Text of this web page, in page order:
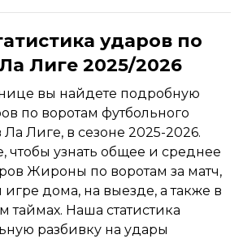
ударов по
Лиге 2025/2026
вы найдете подробную
по воротам футбольного
Лиге, в сезоне 2025-2026.
чтобы узнать общее и среднее
Жироны по воротам за матч,
дома, на выезде, а также в
таймах. Наша статистика
разбивку на удары